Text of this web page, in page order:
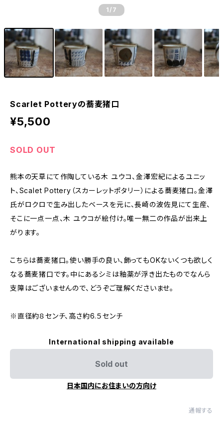
1 /7
Scarlet Potteryの蕎麦猪口
¥5,500
SOLD OUT
熊本の天草にて作陶している木 ユウコ、金澤宏紀によるユニッ
ト、Scalet Pottery（スカーレットポタリー）による蕎麦猪口。金澤
氏がロクロで生み出したベースを元に、長崎の波佐見にて生産、
そこに一点一点、木 ユウコが絵付け。唯一無二の作品が出来上
がります。
こちらは蕎麦猪口。使い勝手の良い、飾ってもOKないくつも欲しく
なる蕎麦猪口です。中にあるシミは釉薬が浮き出たものでなんら
支障はございませんので、どうぞご理解くださいませ。
※直径約８センチ、高さ約6.５センチ
International shipping available
Sold out
日本国内にお住まいの方向け
通報する